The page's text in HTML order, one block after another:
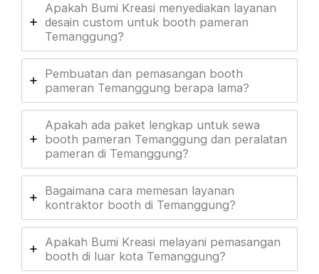
Apakah Bumi Kreasi menyediakan layanan
desain custom untuk booth pameran
Temanggung?
Pembuatan dan pemasangan booth
pameran Temanggung berapa lama?
Apakah ada paket lengkap untuk sewa
booth pameran Temanggung dan peralatan
pameran di Temanggung?
Bagaimana cara memesan layanan
kontraktor booth di Temanggung?
Apakah Bumi Kreasi melayani pemasangan
booth di luar kota Temanggung?